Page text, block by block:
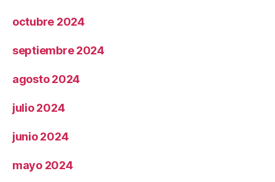
octubre 2024
septiembre 2024
agosto 2024
julio 2024
junio 2024
mayo 2024